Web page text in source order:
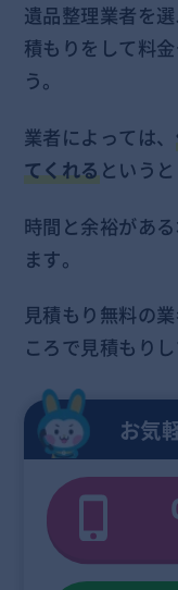
遺品整理業者を
積もりをして料
う。
業者によっては、
てくれるというと
時間と余裕があ
ます。
見積もり無料の
ころで見積もり
お気